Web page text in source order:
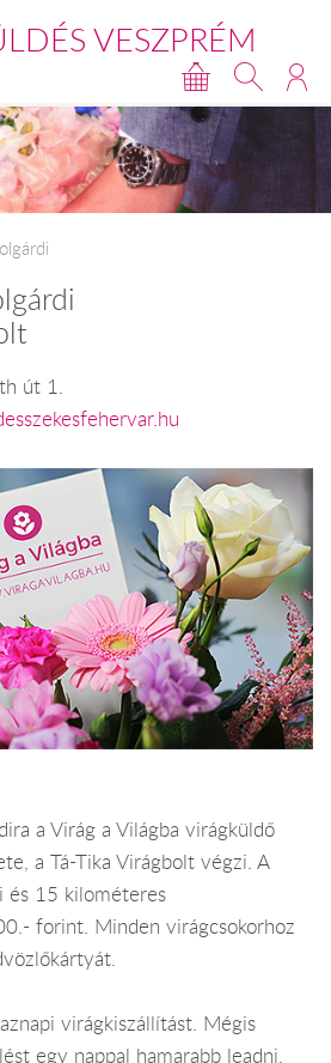
VESZPRÉM
út 1.
a Virág a Világba virágküldő
a Tá-Tika Virágbolt végzi. A
és 15 kilométeres
forint. Minden virágcsokorhoz
virágkiszállítást. Mégis
egy nappal hamarabb leadni,